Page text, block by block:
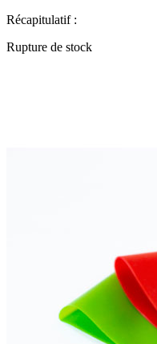
Récapitulatif :
Rupture de stock